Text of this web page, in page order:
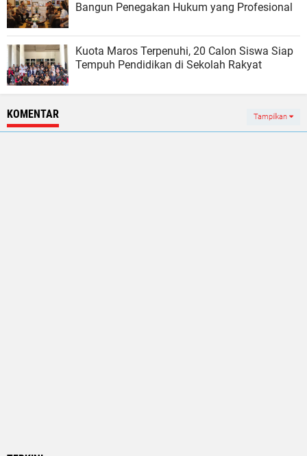
Bangun Penegakan Hukum yang Profesional
Kuota Maros Terpenuhi, 20 Calon Siswa Siap
Tempuh Pendidikan di Sekolah Rakyat
KOMENTAR Tampilkan